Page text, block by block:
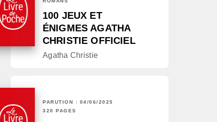
100 JEUX ET
ÉNIGMES AGATHA
CHRISTIE OFFICIEL
Agatha Christie
PARUTION : 04/06/2025
320 PAGES